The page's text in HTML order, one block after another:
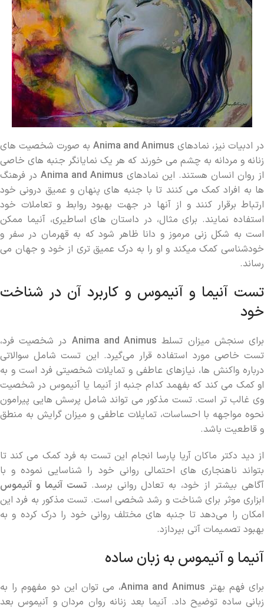
در ادبیات نیز، نمادهای Anima and Animus به صورت شخصیت ‌های
زنانه و مردانه به چشم می‌ خورند که هر یک نمایانگر جنبه‌ های خاصی
از روان انسان هستند. این نمادهای Anima and Animus در فرهنگ
‌ها به افراد کمک می‌ کنند تا با جنبه ‌های پنهان و عمیق درونی خود
ارتباط برقرار کنند و از آنها در جهت بهبود روابط و تعاملات خود
استفاده نمایند. برای مثال، در داستان‌ های اساطیری، آنیما ممکن
است به شکل زنی مرموز و دانا ظاهر شود که به قهرمان در سفر و
خودشناسی کمک میکند و او را به درک عمیق ‌تری از خود و جهان می
‌رساند.
تست آنیما و آنیموس و کاربرد آن در شناخت
خود
برای سنجش میزان تسلط Anima and Animus در شخصیت فرد،
تست خاصی مورد استفاده قرار می‌گیرد. این تست شامل سوالاتی
درباره واکنش ‌ها، نیازهای عاطفی و تمایلات شخصیتی فرد است و به
او کمک می‌ کند که بفهمد کدام جنبه از آنیما یا آنیموس در شخصیت
وی غالب ‌تر است. تست مذکور می ‌تواند شامل پرسش ‌هایی پیرامون
نحوه مواجهه با احساسات، تمایلات عاطفی و میزان گرایش به منطق
و قاطعیت باشد.
از دید دکتر ماکان آریا پارسا انجام این تست به فرد کمک می‌ کند تا
بتواند ناهنجاری‌ های احتمالی روانی خود را شناسایی نموده و با
آگاهی بیشتر از خود، به تعادل روانی برسد.تست آنیما و آنیموس
ابزاری موثر برای شناخت و رشد شخصی است. تست مذکور به فرد این
امکان را می‌دهد تا جنبه‌ های مختلف روانی خود را درک کرده و به
بهبود تصمیمات آتی بپردازد.
آنیما و آنیموس به زبان ساده
برای فهم بهتر Anima and Animus، می ‌توان این دو مفهوم را به
زبانی ساده توضیح داد. آنیما بعد زنانه روان مردان و آنیموس بعد